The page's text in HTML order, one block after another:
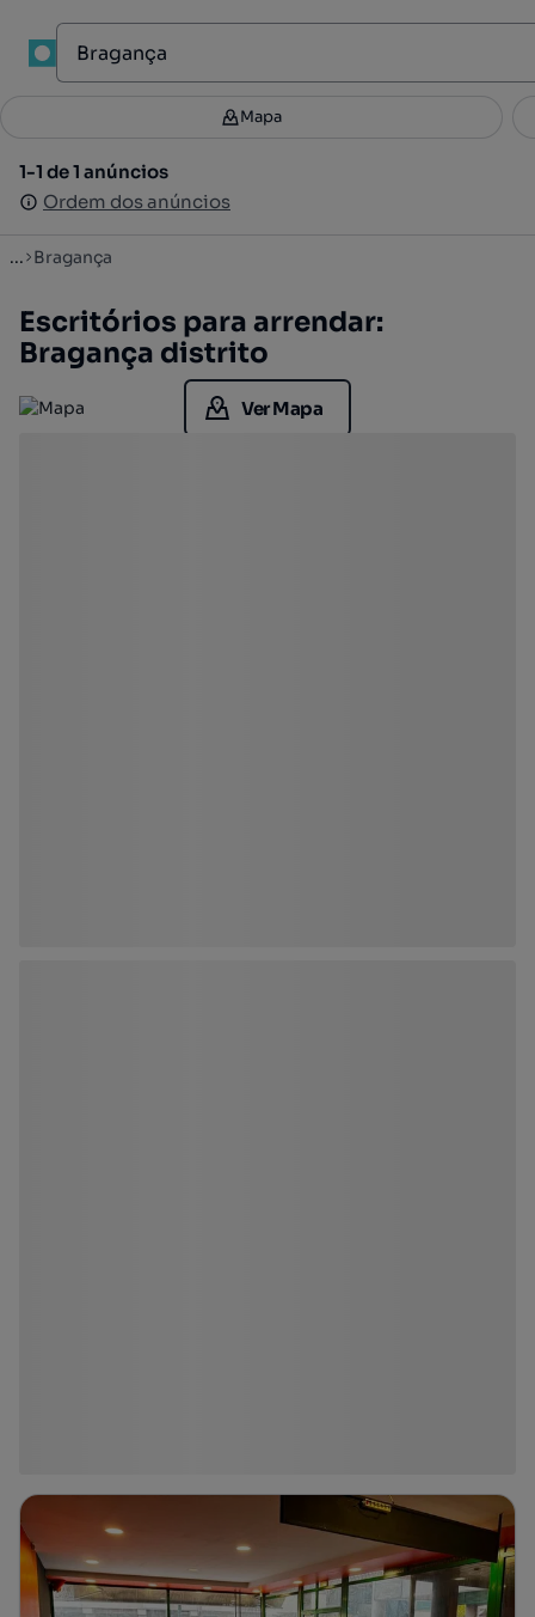
Filtros 4
1-1 de 1 anúncios
Ordem dos anúncios
Mapa
1-1 de 1 anúncios
Ordem dos anúncios
... Bragança
Escritórios para arrendar:
Bragança distrito
Ver Mapa